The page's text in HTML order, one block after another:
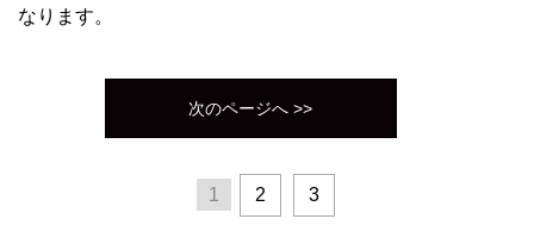
なります。
次のページへ >>
1 2 3